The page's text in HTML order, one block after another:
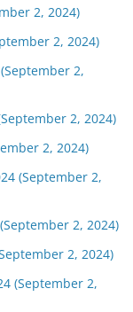
2, 2024)
2, 2024)
2,
2, 2024)
2, 2024)
(September 2,
2, 2024)
2, 2024)
(September 2,